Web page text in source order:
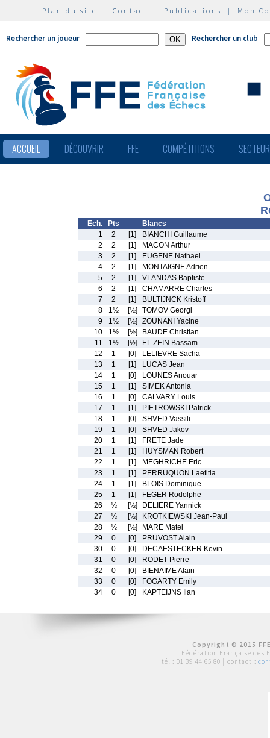
Plan du site | Contact | Publications | Mon
Rechercher un joueur Rechercher un club
ACCUEIL DÉCOUVRIR FFE COMPÉTITIONS
Ech. Pts
Blancs
1
2 [1]
BIANCHI Guillaume
2
2 [1]
MACON Arthur
3
2 [1]
EUGENE Nathael
4
2 [1]
MONTAIGNE Adrien
5
2 [1]
VLANDAS Baptiste
6
2 [1]
CHAMARRE Charles
7
2 [1]
BULTIJNCK Kristoff
8
1½ [½]
TOMOV Georgi
9
1½ [½]
ZOUNANI Yacine
10
1½ [½]
BAUDE Christian
11
1½ [½]
EL ZEIN Bassam
12
1 [0]
LELIEVRE Sacha
13
1 [1]
LUCAS Jean
14
1 [0]
LOUNES Anouar
15
1 [1]
SIMEK Antonia
16
1 [0]
CALVARY Louis
17
1 [1]
PIETROWSKI Patrick
18
1 [0]
SHVED Vassili
19
1 [0]
SHVED Jakov
20
1 [1]
FRETE Jade
21
1 [1]
HUYSMAN Robert
22
1 [1]
MEGHRICHE Eric
23
1 [1]
PERRUQUON Laetitia
24
1 [1]
BLOIS Dominique
25
1 [1]
FEGER Rodolphe
26
½ [½]
DELIERE Yannick
27
½ [½]
KROTKIEWSKI Jean-Paul
28
½ [½]
MARE Matei
29
0 [0]
PRUVOST Alain
30
0 [0]
DECAESTECKER Kevin
31
0 [0]
RODET Pierre
32
0 [0]
BIENAIME Alain
33
0 [0]
FOGARTY Emily
34
0 [0] KAPTEIJNS Ilan
Copyright © 2015
Fédération Française des
tél : 01 39 44 65 80 | contact :